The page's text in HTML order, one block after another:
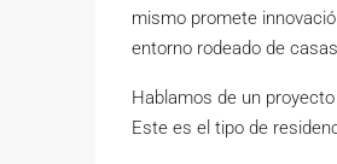
mismo promete
entorno rodeado de
Hablamos de un
Este es el tipo de